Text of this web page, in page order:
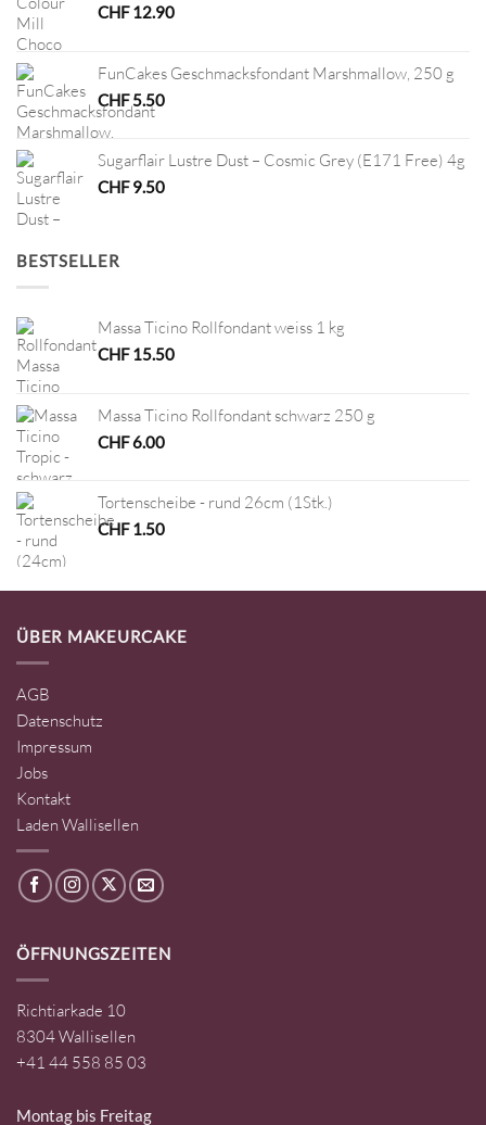
CHF12.90
FunCakes Geschmacksfondant Marshmallow, 250 g
CHF5.50
Sugarflair Lustre Dust – Cosmic Grey (E171 Free) 4g
CHF9.50
BESTSELLER
Massa Ticino Rollfondant weiss 1 kg
CHF15.50
Massa Ticino Rollfondant schwarz 250 g
CHF6.00
Tortenscheibe - rund 26cm (1Stk.)
CHF1.50
ÜBER MAKEURCAKE
AGB
Datenschutz
Impressum
Jobs
Kontakt
Laden Wallisellen
ÖFFNUNGSZEITEN
Richtiarkade 10
8304 Wallisellen
+41 44 558 85 03
Montag bis Freitag